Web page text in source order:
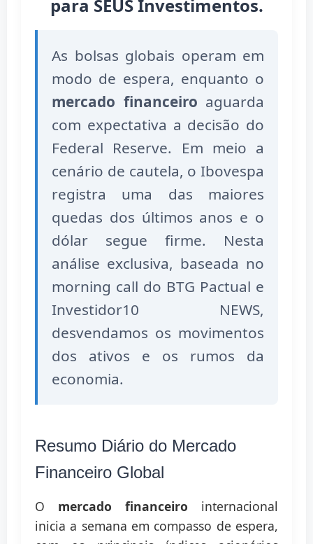
para SEUS Investimentos.
As bolsas globais operam em
modo de espera, enquanto o
mercado financeiro aguarda
com expectativa a decisão do
Federal Reserve. Em meio a
cenário de cautela, o Ibovespa
registra uma das maiores
quedas dos últimos anos e o
dólar segue firme. Nesta
análise exclusiva, baseada no
morning call do BTG Pactual e
Investidor10 NEWS,
desvendamos os movimentos
dos ativos e os rumos da
economia.
Resumo Diário do Mercado
Financeiro Global
O mercado financeiro internacional
inicia a semana em compasso de espera,